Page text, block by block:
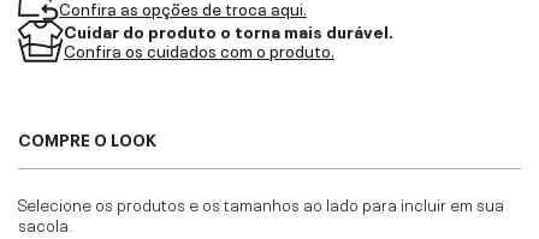
Confira as opções de troca aqui.
Cuidar do produto o torna mais durável.
Confira os cuidados com o produto.
COMPRE O LOOK
Selecione os produtos e os tamanhos ao lado para incluir em sua
sacola.